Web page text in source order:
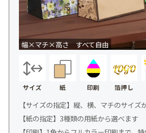
幅×マチ×高さ すべて自由
サイズ 紙 印刷 箔押し
【サイズの指定】縦、横、マチのサイズ
【紙の指定】3種類の用紙から選べます